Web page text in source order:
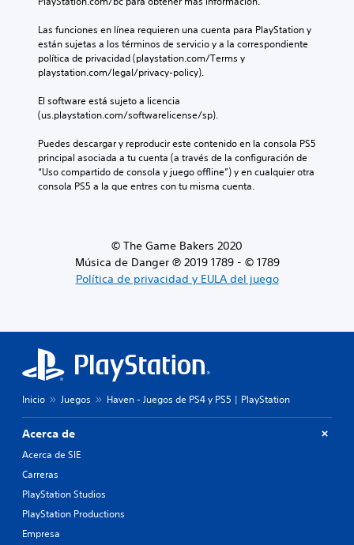
Las funciones en línea requieren una cuenta para PlayStation y
están sujetas a los términos de servicio y a la correspondiente
política de privacidad (playstation.com/Terms y
playstation.com/legal/privacy-policy).
El software está sujeto a licencia
(us.playstation.com/softwarelicense/sp).
Puedes descargar y reproducir este contenido en la consola PS5
principal asociada a tu cuenta (a través de la configuración de
“Uso compartido de consola y juego offline”) y en cualquier otra
consola PS5 a la que entres con tu misma cuenta.
© The Game Bakers 2020
Música de Danger ℗ 2019 1789 - © 1789
Política de privacidad y EULA del juego
Inicio Juegos Haven - Juegos de PS4 y PS5 | PlayStation
Acerca de
Acerca de SIE
Carreras
PlayStation Studios
PlayStation Productions
Empresa